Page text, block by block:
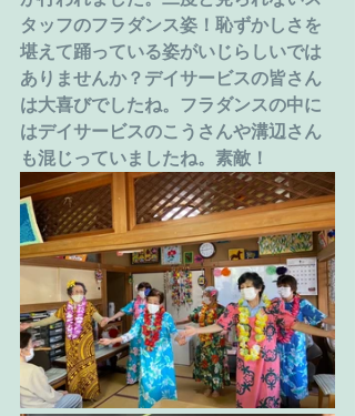
タッフのフラダンス姿！恥ずかしさを
堪えて踊っている姿がいじらしいでは
ありませんか？デイサービスの皆さん
は大喜びでしたね。フラダンスの中に
はデイサービスのこうさんや溝辺さん
も混じっていましたね。素敵！